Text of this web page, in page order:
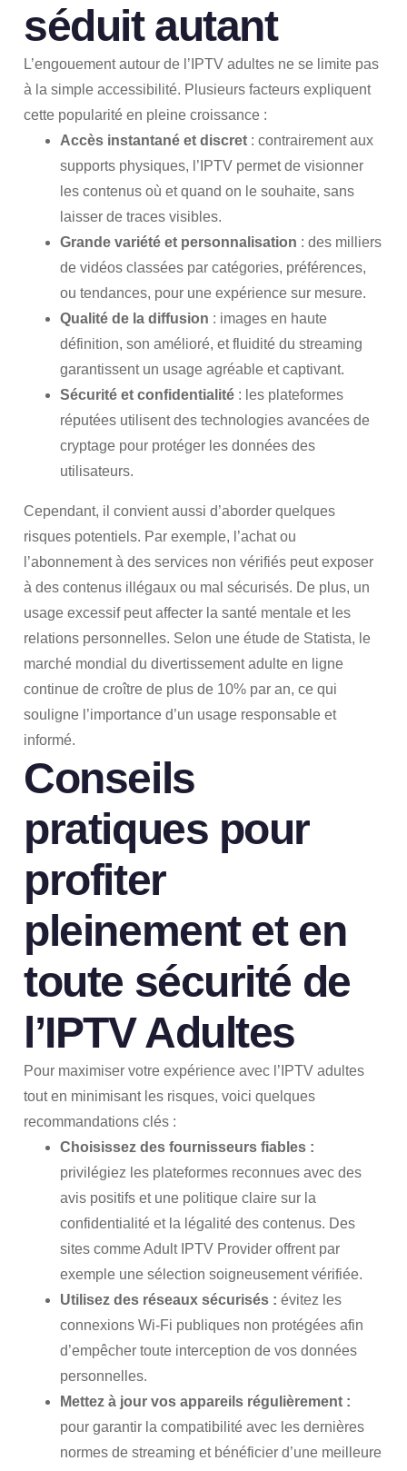
séduit autant
L’engouement autour de l’IPTV adultes ne se limite pas
à la simple accessibilité. Plusieurs facteurs expliquent
cette popularité en pleine croissance :
Accès instantané et discret : contrairement aux
supports physiques, l’IPTV permet de visionner
les contenus où et quand on le souhaite, sans
laisser de traces visibles.
Grande variété et personnalisation : des milliers
de vidéos classées par catégories, préférences,
ou tendances, pour une expérience sur mesure.
Qualité de la diffusion : images en haute
définition, son amélioré, et fluidité du streaming
garantissent un usage agréable et captivant.
Sécurité et confidentialité : les plateformes
réputées utilisent des technologies avancées de
cryptage pour protéger les données des
utilisateurs.
Cependant, il convient aussi d’aborder quelques
risques potentiels. Par exemple, l’achat ou
l’abonnement à des services non vérifiés peut exposer
à des contenus illégaux ou mal sécurisés. De plus, un
usage excessif peut affecter la santé mentale et les
relations personnelles. Selon une étude de Statista, le
marché mondial du divertissement adulte en ligne
continue de croître de plus de 10% par an, ce qui
souligne l’importance d’un usage responsable et
informé.
Conseils
pratiques pour
profiter
pleinement et en
toute sécurité de
l’IPTV Adultes
Pour maximiser votre expérience avec l’IPTV adultes
tout en minimisant les risques, voici quelques
recommandations clés :
Choisissez des fournisseurs fiables :
privilégiez les plateformes reconnues avec des
avis positifs et une politique claire sur la
confidentialité et la légalité des contenus. Des
sites commeAdult IPTV Provider offrent par
exemple une sélection soigneusement vérifiée.
Utilisez des réseaux sécurisés : évitez les
connexions Wi-Fi publiques non protégées afin
d’empêcher toute interception de vos données
personnelles.
Mettez à jour vos appareils régulièrement :
pour garantir la compatibilité avec les dernières
normes de streaming et bénéficier d’une meilleure